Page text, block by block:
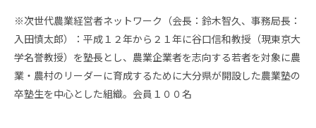
※次世代農業経営者ネットワーク（会長：鈴木智久、事務局長：
入田慎太郎）：平成１２年から２１年に谷口信和教授（現東京大
学名誉教授）を塾長とし、農業企業者を志向する若者を対象に農
業・農村のリーダーに育成するために大分県が開設した農業塾の
卒塾生を中心とした組織。会員１００名